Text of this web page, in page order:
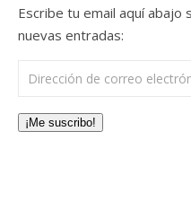
Escribe tu email aquí abajo
nuevas entradas:
Dirección de correo
¡Me suscribo!